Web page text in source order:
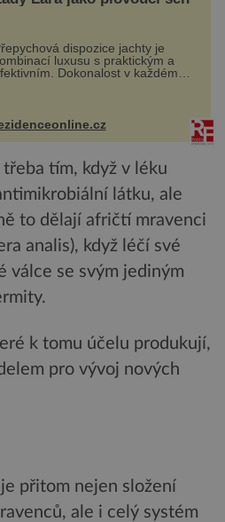
dispozice jachty je
luxusu s praktickým a
Dokonalost v každém
představuje značka Fendi
kterou byly vybaveny její
Monacký přístav nabízí
tím, když v léku
látku, ale
to dělají afričtí mravenci
analis), když léčí své
válce se svým jediným
k tomu účelu produkují,
pro vývoj nových
přitom nejen složení
ale i celý systém